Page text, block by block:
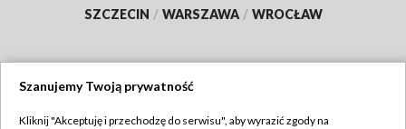
SZCZECIN / WARSZAWA / WROCŁAW
Szanujemy Twoją prywatność
Kliknij "Akceptuję i przechodzę do serwisu", aby wyrazić zgody na